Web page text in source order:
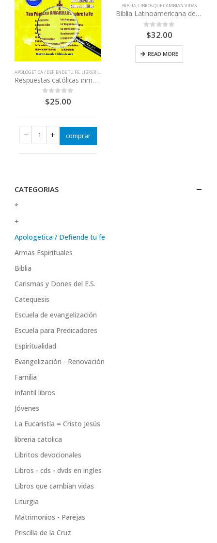
,LIBROS QUE CAMBIAN VIDAS
APOLOGETICA / DEFIENDE TU FE, LIBRERIA CATOLICA
Respuestas católicas inmediatas
out of 5
$25.00
comprar
BIBLIA, LIBROS QUE CAMBIAN VIDAS
Biblia Latinoamericana de pasta dura y letra grande sin indice
out of 5
$32.00
READ MORE
CATEGORIAS
*
+
Apologetica / Defiende tu fe
Armas Espirituales
Biblia
Carismas y Dones del E.S.
Catequesis
Escuela de evangelización
Escuela para Predicadores
Espiritualidad
Evangelización - Renovación
Familia
Infantil libros
Jóvenes
La Eucaristía = Cristo Jesús
libreria catolica
Libritos devocionales
Libros - cds - dvds en ingles
Libros que cambian vidas
Liturgia
Matrimonios - Parejas
Priscilla de la Cruz